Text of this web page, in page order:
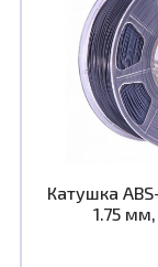
Катушка
1.75 мм,